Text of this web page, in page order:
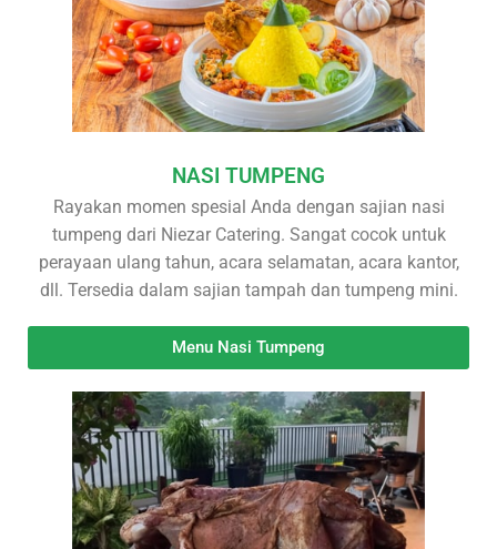
NASI TUMPENG
Rayakan momen spesial Anda dengan sajian nasi
tumpeng dari Niezar Catering. Sangat cocok untuk
perayaan ulang tahun, acara selamatan, acara kantor,
dll. Tersedia dalam sajian tampah dan tumpeng mini.
Menu Nasi Tumpeng